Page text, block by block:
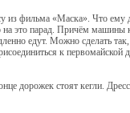
из фильма «Маска». Что ему
на это парад. Причём
едут. Можно сделать
к первомайской
дорожек стоят кегли.